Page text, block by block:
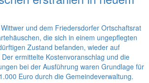
und dem Friedersdorfer Ortschaftsrat
die sich in einem ungepflegten
Zustand befanden, wieder auf
ermittelte Kostenvoranschlag und die
bei der Ausführung waren Grundlage für
Euro durch die Gemeindeverwaltung.